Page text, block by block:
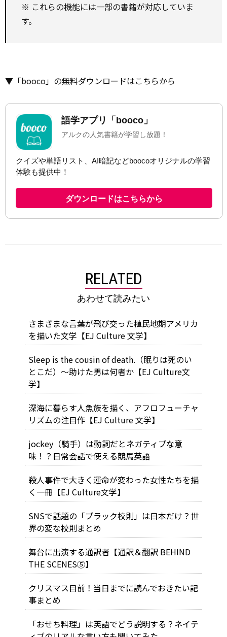
※ これらの機能には一部の書籍が対応していま
す。
▼「booco」の無料ダウンロードはこちらから
RELATED
あわせて読みたい
さまざまな言葉が飛び交った植民地期アメリカ
を描いた文学【EJ Culture 文学】
Sleep is the cousin of death.（眠りは死のい
とこだ）～助けた男は何者か【EJ Culture文
学】
深海に暮らす人魚族を描く、アフロフューチャ
リズムの注目作【EJ Culture 文学】
jockey（騎手）は動詞だとネガティブな意
味！？日常会話で使える競馬英語
殺人事件で大きく運命が変わった女性たちを描
く一冊【EJ Culture文学】
SNSで話題の「ブラック校則」は日本だけ？世
界の変な校則まとめ
舞台に出演する通訳者【通訳＆翻訳 BEHIND
THE SCENES⑤】
クリスマス目前！当日までに読んでおきたい記
事まとめ
「おせち料理」は英語でどう説明する？ネイテ